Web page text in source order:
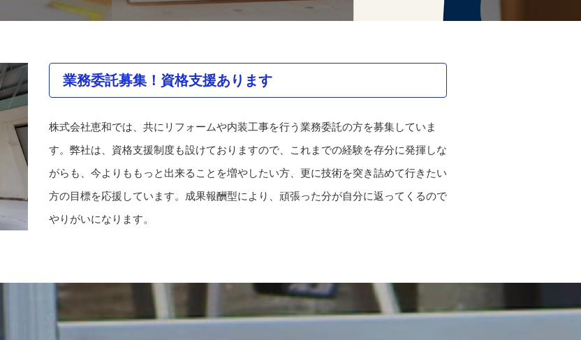
業務委託募集！資格支援あります
株式会社恵和では、共にリフォームや内装工事を行う業務委託の方を募集していま
す。弊社は、資格支援制度も設けておりますので、これまでの経験を存分に発揮しな
がらも、今よりももっと出来ることを増やしたい方、更に技術を突き詰めて行きたい
方の目標を応援しています。成果報酬型により、頑張った分が自分に返ってくるので
やりがいになります。